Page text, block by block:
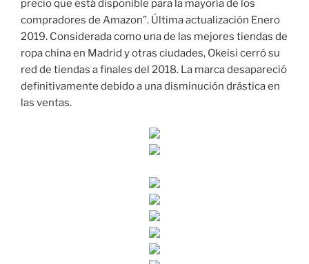
precio que está disponible para la mayoría de los
compradores de Amazon”. Última actualización Enero
2019. Considerada como una de las mejores tiendas de
ropa china en Madrid y otras ciudades, Okeisi cerró su
red de tiendas a finales del 2018. La marca desapareció
definitivamente debido a una disminución drástica en
las ventas.